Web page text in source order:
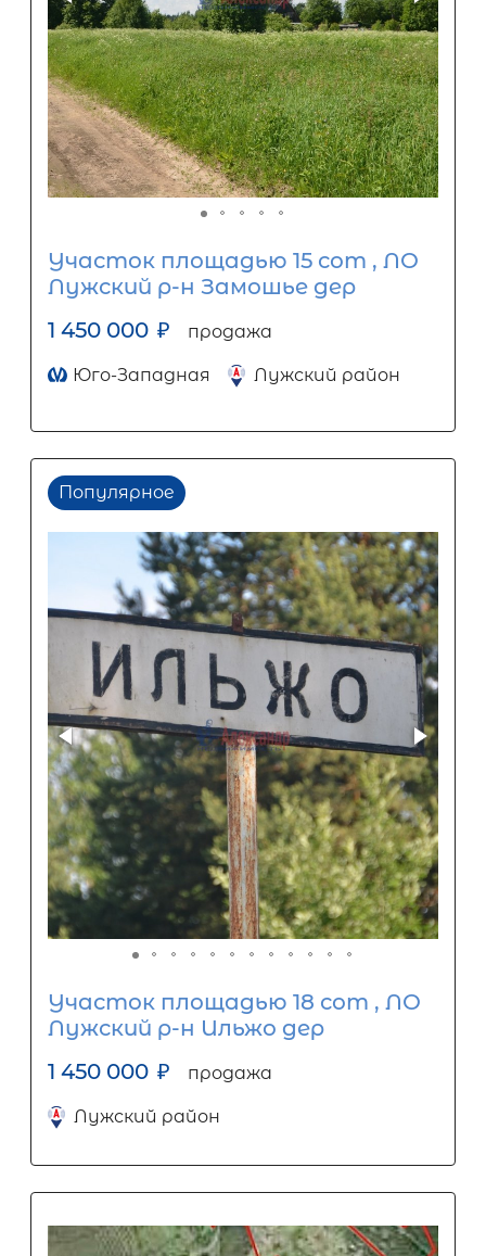
Участок площадью 15 сот , ЛО
Лужский р-н Замошье дер
1 450 000 ₽ продажа
Юго-Западная Лужский район
Популярное
Участок площадью 18 сот , ЛО
Лужский р-н Ильжо дер
1 450 000 ₽ продажа
Лужский район